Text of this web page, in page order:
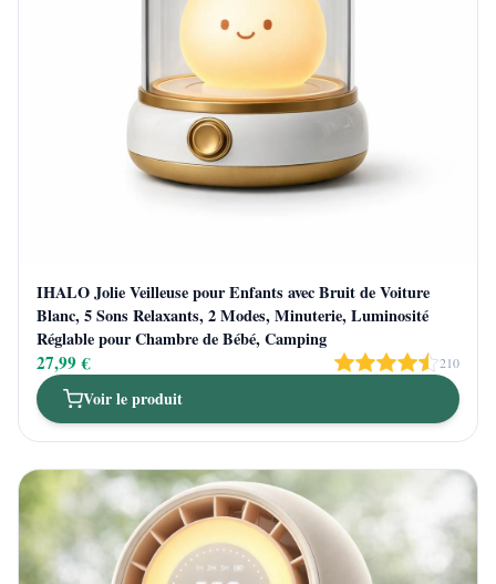
IHALO Jolie Veilleuse pour Enfants avec Bruit de Voiture
Blanc, 5 Sons Relaxants, 2 Modes, Minuterie, Luminosité
Réglable pour Chambre de Bébé, Camping
27,99 € 210
Voir le produit